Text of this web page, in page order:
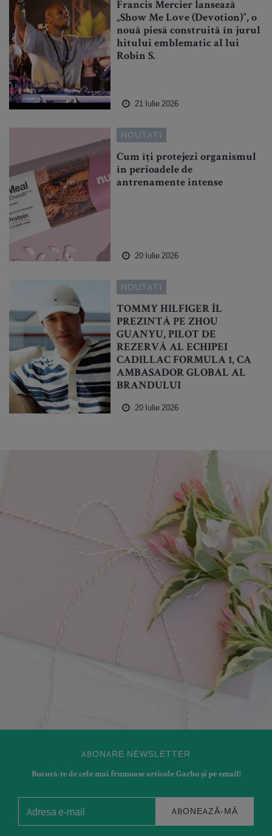
Francis Mercier lansează
„Show Me Love (Devotion)”, o
nouă piesă construită în jurul
hitului emblematic al lui
Robin S.
21 Iulie 2026
NOUTATI
Cum îți protejezi organismul
în perioadele de
antrenamente intense
20 Iulie 2026
NOUTATI
TOMMY HILFIGER ÎL
PREZINTĂ PE ZHOU
GUANYU, PILOT DE
REZERVĂ AL ECHIPEI
CADILLAC FORMULA 1, CA
AMBASADOR GLOBAL AL
BRANDULUI
20 Iulie 2026
ABONARE NEWSLETTER
Bucură-te de cele mai frumoase articole Garbo și pe email!
ABONEAZĂ-MĂ